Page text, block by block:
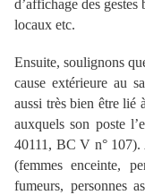
d’affichage des gestes
locaux etc.
Ensuite, soulignons
cause extérieure au
aussi très bien être lié
auxquels son poste
40111, BC V n° 107).
(femmes enceinte,
fumeurs, personnes